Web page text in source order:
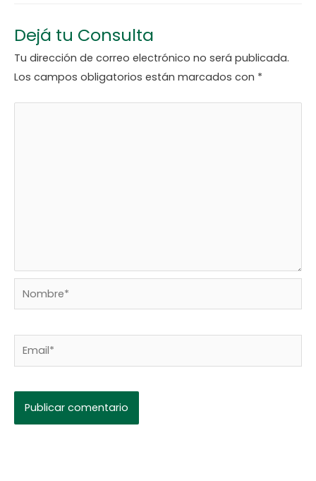
Dejá tu Consulta
Tu dirección de correo electrónico no será publicada.
Los campos obligatorios están marcados con *
Nombre*
Email*